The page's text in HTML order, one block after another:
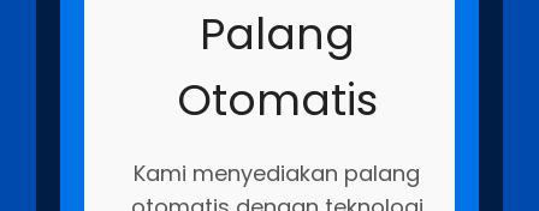
Palang
Otomatis
Kami menyediakan palang